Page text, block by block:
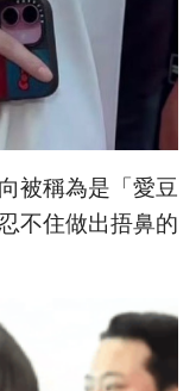
被稱為是「愛豆
不住做出捂鼻的